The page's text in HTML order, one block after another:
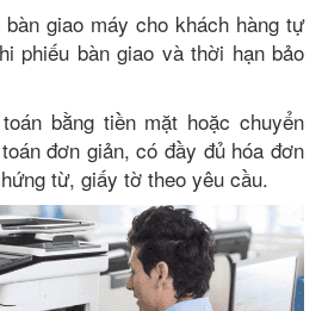
giao máy cho khách hàng tự
phiếu bàn giao và thời hạn bảo
bằng tiền mặt hoặc chuyển
đơn giản, có đầy đủ hóa đơn
từ, giấy tờ theo yêu cầu.